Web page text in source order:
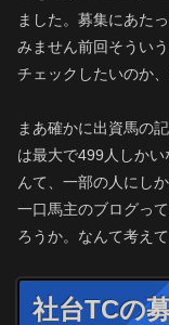
ました。募集にあた
みません前回そうい
チェックしたいのか
まあ確かに出資馬の
は最大で499人しか
んて、一部の人にし
一口馬主のブログっ
ろうか。なんて考え
社台TCの